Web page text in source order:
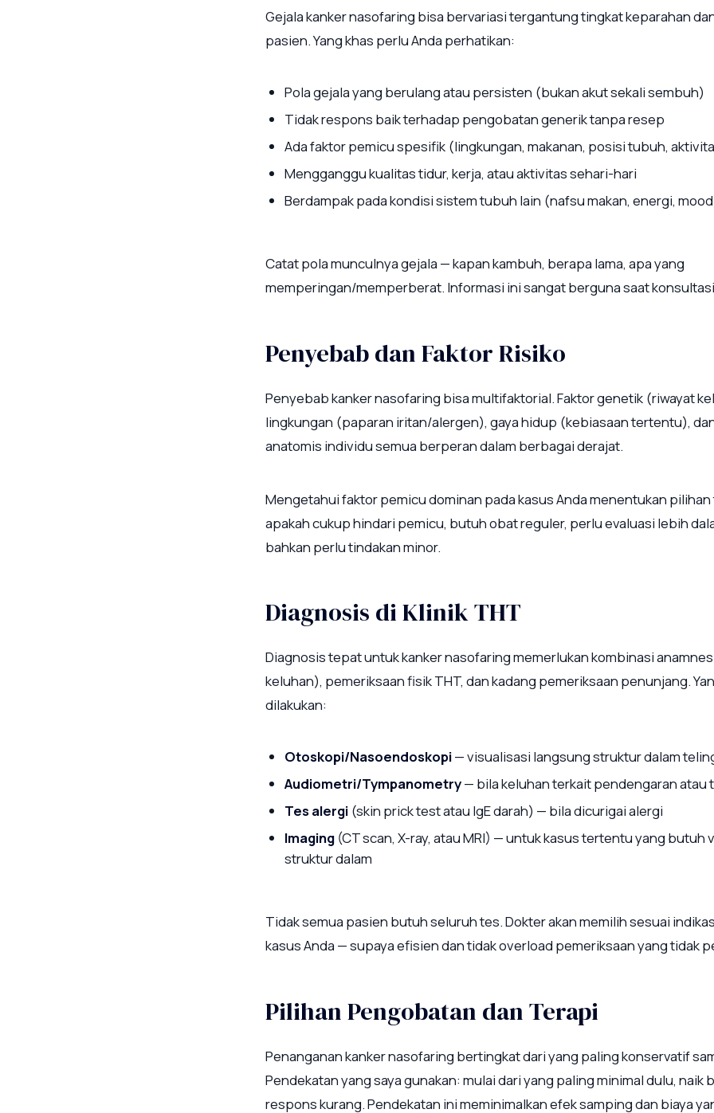
Gejala kanker nasofaring bisa bervariasi tergantung tingkat keparahan
pasien. Yang khas perlu Anda perhatikan:
Pola gejala yang berulang atau persisten (bukan akut sekali sembuh)
Tidak respons baik terhadap pengobatan generik tanpa resep
Ada faktor pemicu spesifik (lingkungan, makanan, posisi tubuh,
Mengganggu kualitas tidur, kerja, atau aktivitas sehari-hari
Berdampak pada kondisi sistem tubuh lain (nafsu makan, energi,
Catat pola munculnya gejala — kapan kambuh, berapa lama, apa yang
memperingan/memperberat. Informasi ini sangat berguna saat
Penyebab dan Faktor Risiko
Penyebab kanker nasofaring bisa multifaktorial. Faktor genetik (riwayat
lingkungan (paparan iritan/alergen), gaya hidup (kebiasaan tertentu),
anatomis individu semua berperan dalam berbagai derajat.
Mengetahui faktor pemicu dominan pada kasus Anda menentukan
apakah cukup hindari pemicu, butuh obat reguler, perlu evaluasi lebih
bahkan perlu tindakan minor.
Diagnosis di Klinik THT
Diagnosis tepat untuk kanker nasofaring memerlukan kombinasi
keluhan), pemeriksaan fisik THT, dan kadang pemeriksaan penunjang.
dilakukan:
Otoskopi/Nasoendoskopi— visualisasi langsung struktur dalam
Audiometri/Tympanometry— bila keluhan terkait pendengaran atau
Tes alergi (skin prick test atau IgE darah) — bila dicurigai alergi
Imaging (CT scan, X-ray, atau MRI) — untuk kasus tertentu yang butuh
struktur dalam
Tidak semua pasien butuh seluruh tes. Dokter akan memilih sesuai
kasus Anda — supaya efisien dan tidak overload pemeriksaan yang tidak
Pilihan Pengobatan dan Terapi
Penanganan kanker nasofaring bertingkat dari yang paling konservatif
Pendekatan yang saya gunakan: mulai dari yang paling minimal dulu, naik
respons kurang. Pendekatan ini meminimalkan efek samping dan biaya